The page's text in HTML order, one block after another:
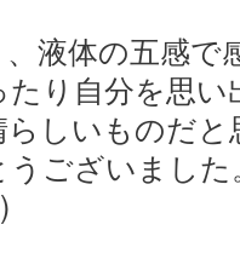
液体の五感で
たり自分を思
らしいものだ
うございました